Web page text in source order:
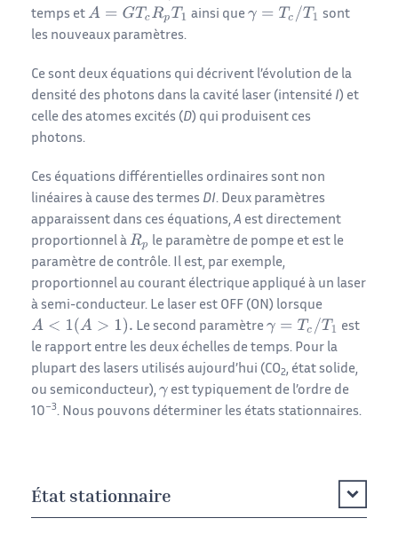
temps et
ainsi que
sont
les nouveaux paramètres.
Ce sont deux équations qui décrivent l’évolution de la
densité des photons dans la cavité laser (intensité I) et
celle des atomes excités (D) qui produisent ces
photons.
Ces équations différentielles ordinaires sont non
linéaires à cause des termes DI. Deux paramètres
apparaissent dans ces équations, A est directement
proportionnel à
le paramètre de pompe et est le
paramètre de contrôle. Il est, par exemple,
proportionnel au courant électrique appliqué à un laser
à semi-conducteur. Le laser est OFF (ON) lorsque
Le second paramètre
est
le rapport entre les deux échelles de temps. Pour la
plupart des lasers utilisés aujourd’hui (CO2, état solide,
ou semiconducteur),
est typiquement de l’ordre de
10 −3. Nous pouvons déterminer les états stationnaires.
État stationnaire